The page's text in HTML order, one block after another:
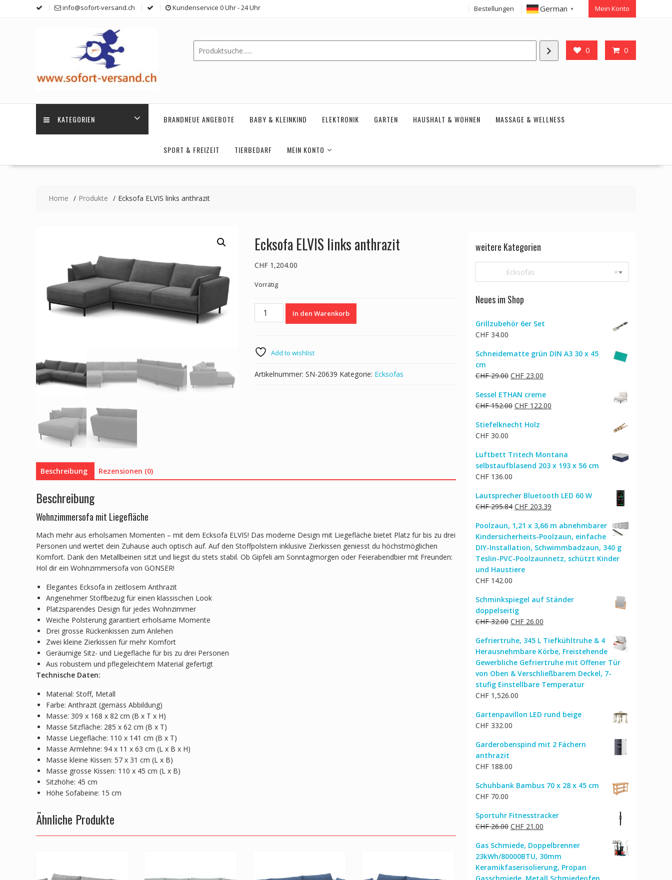
info@sofort-versand.ch Kundenservice 0 Uhr - 24 Uhr Bestellungen German ▼ Mein Konto
0 0
KATEGORIEN BRANDNEUE ANGEBOTE BABY & KLEINKIND ELEKTRONIK GARTEN HAUSHALT & WOHNEN MASSAGE & WELLNESS
SPORT & FREIZEIT TIERBEDARF MEIN KONTO
Home Produkte Ecksofa ELVIS links anthrazit
Ecksofa ELVIS links anthrazit
CHF1,204.00
Vorrätig
Ecksofa
Menge
In den Warenkorb
Add to wishlist
Artikelnummer: SN-20639 Kategorie: Ecksofas
Beschreibung Rezensionen (0)
Beschreibung
Wohnzimmersofa mit Liegefläche
Mach mehr aus erholsamen Momenten – mit dem Ecksofa ELVIS! Das moderne Design mit Liegefläche bietet Platz für bis zu drei
Personen und wertet dein Zuhause auch optisch auf. Auf den Stoffpolstern inklusive Zierkissen geniesst du höchstmöglichen
Komfort. Dank den Metallbeinen sitzt und liegst du stets stabil. Ob Gipfeli am Sonntagmorgen oder Feierabendbier mit Freunden:
Hol dir ein Wohnzimmersofa von GONSER!
Elegantes Ecksofa in zeitlosem Anthrazit
Angenehmer Stoffbezug für einen klassischen Look
Platzsparendes Design für jedes Wohnzimmer
Weiche Polsterung garantiert erholsame Momente
Drei grosse Rückenkissen zum Anlehen
Zwei kleine Zierkissen für mehr Komfort
Geräumige Sitz- und Liegefläche für bis zu drei Personen
Aus robustem und pflegeleichtem Material gefertigt
Technische Daten:
Material: Stoff, Metall
Farbe: Anthrazit (gemäss Abbildung)
Masse: 309 x 168 x 82 cm (B x T x H)
Masse Sitzfläche: 285 x 62 cm (B x T)
Masse Liegefläche: 110 x 141 cm (B x T)
Masse Armlehne: 94 x 11 x 63 cm (L x B x H)
Masse kleine Kissen: 57 x 31 cm (L x B)
Masse grosse Kissen: 110 x 45 cm (L x B)
Sitzhöhe: 45 cm
Höhe Sofabeine: 15 cm
Ähnliche Produkte
weitere Kategorien
×
Ecksofas
Neues im Shop
Grillzubehör 6er Set
CHF 34.00
Schneidematte grün DIN A3 30 x 45
cm
CHF29.00 Ursprünglicher
war:
CHF 29.00
CHF 23.00
ist:
CHF 23.00.
Sessel ETHAN creme
CHF152.00 Ursprünglicher
war:
CHF 122.00
Stiefelknecht Holz
CHF 30.00
Luftbett Tritech Montana
selbstaufblasend 203 x 193 x 56 cm
CHF 136.00
Lautsprecher Bluetooth LED 60 W
CHF295.84 Ursprünglicher
war:
CHF 295.84
CHF 203.39
ist:
CHF 203.39.
Poolzaun, 1,21 x 3,66 m abnehmbarer
Kindersicherheits-Poolzaun, einfache
DIY-Installation, Schwimmbadzaun, 340 g
Teslin-PVC-Poolzaunnetz, schützt Kinder
und Haustiere
CHF 142.00
Schminkspiegel auf Ständer
doppelseitig
CHF32.00 Ursprünglicher
war:
CHF 32.00
CHF 26.00
ist:
CHF 26.00.
Gefriertruhe, 345 L Tiefkühltruhe & 4
Herausnehmbare Körbe, Freistehende
Gewerbliche Gefriertruhe mit Offener Tür
von Oben & Verschließbarem Deckel, 7-
stufig Einstellbare Temperatur
CHF 1,526.00
Gartenpavillon LED rund beige
CHF 332.00
Garderobenspind mit 2 Fächern
anthrazit
CHF 188.00
Schuhbank Bambus 70 x 28 x 45 cm
CHF 70.00
Sportuhr Fitnesstracker
CHF26.00 Ursprünglicher
war:
CHF 26.00
CHF 21.00
ist:
CHF 21.00.
Gas Schmiede, Doppelbrenner
23kWh/80000BTU, 30mm
Keramikfaserisolierung, Propan